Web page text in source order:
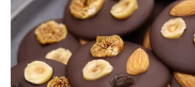
L'actu cuisine
Connexion